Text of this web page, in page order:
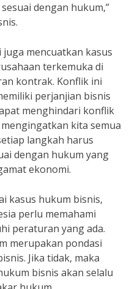
dengan hukum,”
mencuatkan kasus
terkemuka di
kontrak. Konflik ini
perjanjian bisnis
menghindari konflik
kita semua
langkah harus
dengan hukum yang
ekonomi.
kasus hukum bisnis,
perlu memahami
peraturan yang ada.
merupakan pondasi
Jika tidak, maka
bisnis akan selalu